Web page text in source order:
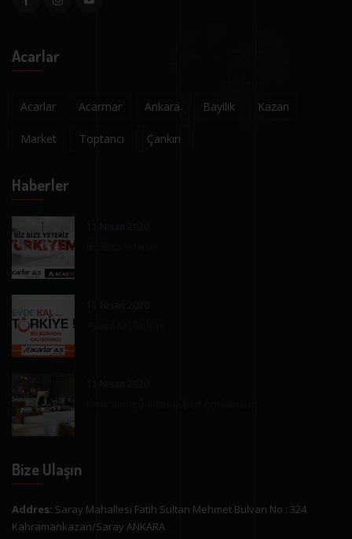
Acarlar
Acarlar Acarmar Ankara Bayilik Kazan
Market Toptancı Çankırı
Haberler
Bize Ulaşın
Addres: Saray Mahallesi Fatih Sultan Mehmet Bulvarı No : 324
Kahramankazan/Saray ANKARA